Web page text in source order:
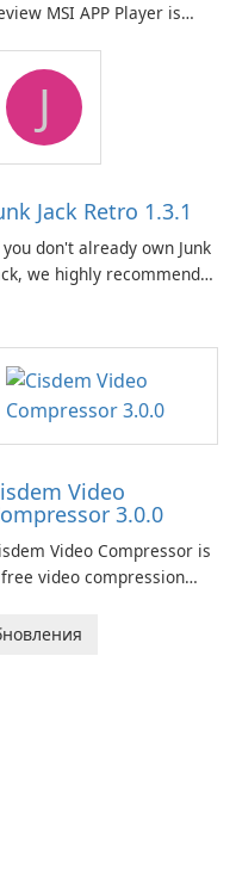
MSI APP Player is
built atop the
engine and tuned
MSI hardware.
J
Jack Retro 1.3.1
don't already own Junk
we highly recommend
game is where it all
Junk Jack Retro,
known as Junk Jack,
Video
3.0.0
Video Compressor is
video compression
to compress media